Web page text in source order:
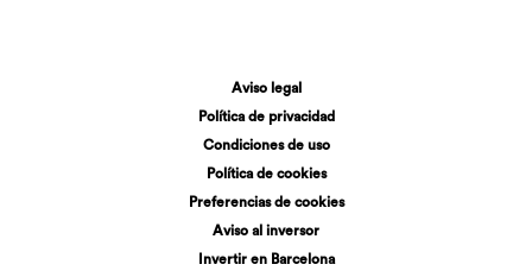
Aviso legal
Política de privacidad
Condiciones de uso
Política de cookies
Preferencias de cookies
Aviso al inversor
Invertir en Barcelona